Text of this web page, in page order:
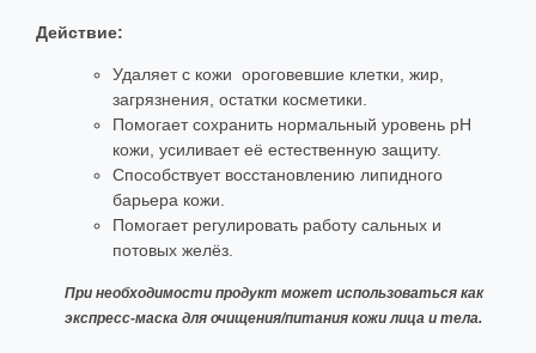
Действие:
Удаляет с кожи ороговевшие клетки, жир,
загрязнения, остатки косметики.
Помогает сохранить нормальный уровень рН
кожи, усиливает её естественную защиту.
Способствует восстановлению липидного
барьера кожи.
Помогает регулировать работу сальных и
потовых желёз.
При необходимости продукт может использоваться как
экспресс-маска для очищения/питания кожи лица и тела.